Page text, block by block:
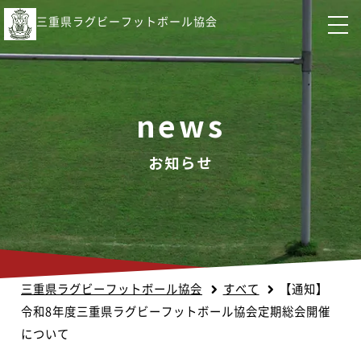
三重県ラグビーフットボール協会
お知らせ
news
三重県ラグビーフットボール協会 すべて
【通知】
令和8年度三重県ラグビーフットボール協会定期総会開催
について